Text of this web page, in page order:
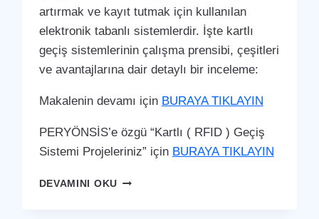
artırmak ve kayıt tutmak için kullanılan
elektronik tabanlı sistemlerdir. İşte kartlı
geçiş sistemlerinin çalışma prensibi, çeşitleri
ve avantajlarına dair detaylı bir inceleme:
Makalenin devamı için BURAYA TIKLAYIN
PERYÖNSİS’e özgü “Kartlı ( RFID ) Geçiş
Sistemi Projeleriniz” için BURAYA TIKLAYIN
DEVAMINI OKUKABATAŞ